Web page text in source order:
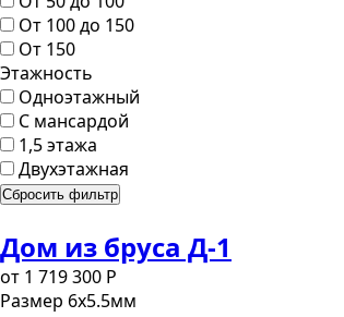
От 100 до 150
От 150
Этажность
Одноэтажный
С мансардой
1,5 этажа
Двухэтажная
Сбросить фильтр
Дом из бруса Д-1
от 1 719 300 P
Размер 6х5.5мм